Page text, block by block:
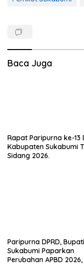
Baca Juga
Rapat Paripurna ke-13
Kabupaten Sukabumi
Sidang 2026.
Paripurna DPRD, Bupati
Sukabumi Paparkan
Perubahan APBD